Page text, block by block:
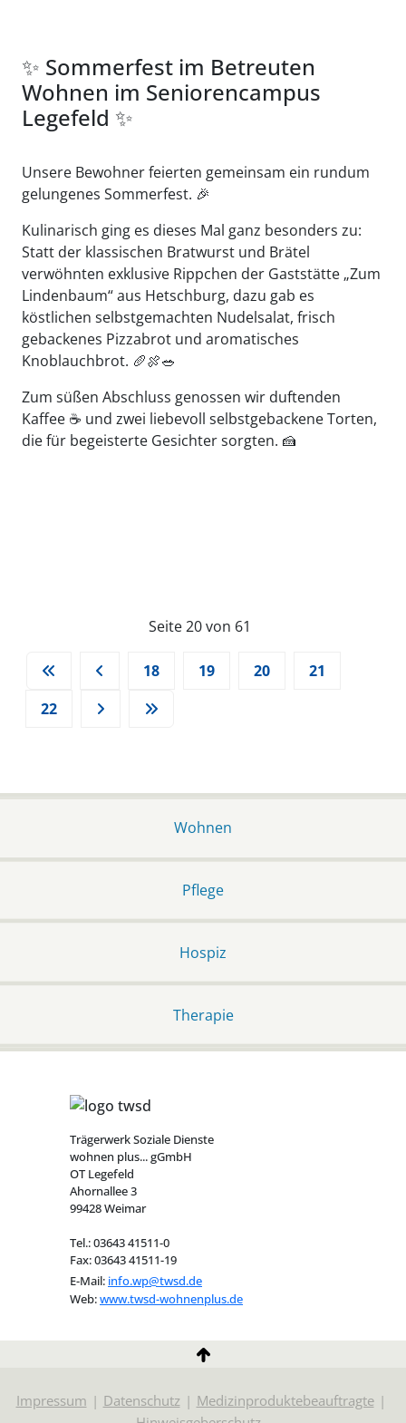
✨ Sommerfest im Betreuten
Wohnen im Seniorencampus
Legefeld ✨
Unsere Bewohner feierten gemeinsam ein rundum
gelungenes Sommerfest. 🎉
Kulinarisch ging es dieses Mal ganz besonders zu:
Statt der klassischen Bratwurst und Brätel
verwöhnten exklusive Rippchen der Gaststätte „Zum
Lindenbaum“ aus Hetschburg, dazu gab es
köstlichen selbstgemachten Nudelsalat, frisch
gebackenes Pizzabrot und aromatisches
Knoblauchbrot. 🥖🍖🥗
Zum süßen Abschluss genossen wir duftenden
Kaffee ☕️ und zwei liebevoll selbstgebackene Torten,
die für begeisterte Gesichter sorgten. 🍰
Seite 20 von 61
18 19 20
21
22
Wohnen
Pflege
Hospiz
Therapie
Trägerwerk Soziale Dienste
wohnen plus... gGmbH
OT Legefeld
Ahornallee 3
99428 Weimar
Tel.: 03643 41511-0
Fax: 03643 41511-19
E-Mail: info.wp@twsd.de
Web:www.twsd-wohnenplus.de
Impressum Datenschutz
Medizinproduktebeauftragte